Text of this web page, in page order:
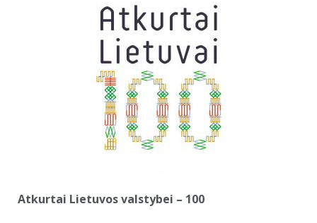
Atkurtai Lietuvos valstybei – 100